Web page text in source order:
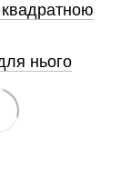
квадратною
нього